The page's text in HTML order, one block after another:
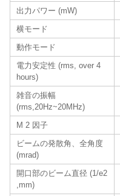
出力パワー (mW)
横モード
動作モード
電力安定性 (rms, over 4
hours)
雑音の振幅
(rms,20Hz~20MHz)
M 2 因子
ビームの発散角、全角度
(mrad)
開口部のビーム直径 (1/e2
,mm)